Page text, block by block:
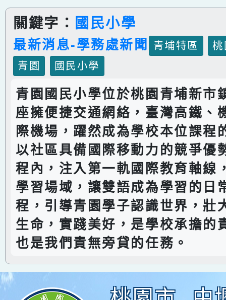
關鍵字： 國民小學
最新消息-學務處新聞 青埔特區
青園
國民小學
青園國民小學位於桃園青埔新市
座擁便捷交通網絡，臺灣高鐵、
際機場，躍然成為學校本位課程
以社區具備國際移動力的競爭優
程內，注入第一軌國際教育軸線
學習場域，讓雙語成為學習的日
程，引導青園學子認識世界，壯
生命，實踐美好，是學校承擔的
也是我們責無旁貸的任務。